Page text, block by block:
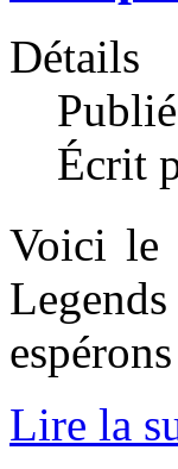
Détails
Écrit
Voici le
Lire la